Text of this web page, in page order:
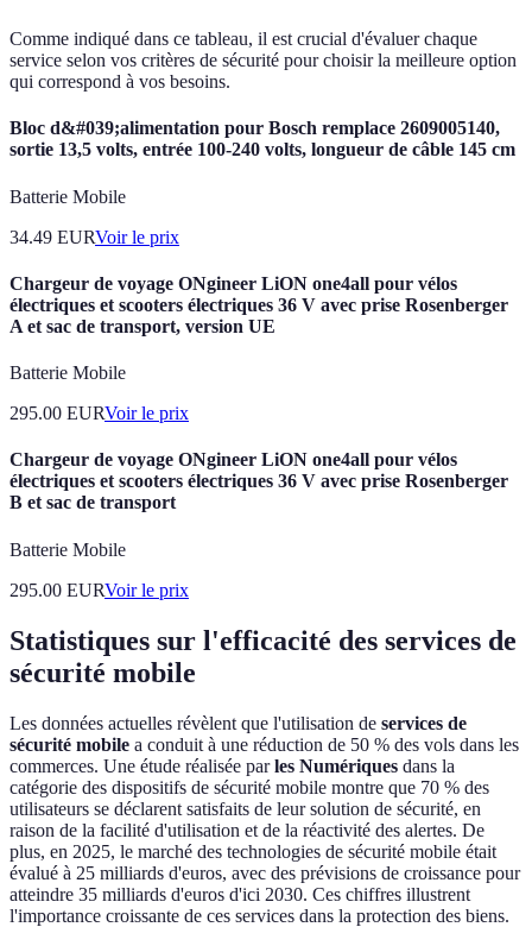
Comme indiqué dans ce tableau, il est crucial d'évaluer chaque
service selon vos critères de sécurité pour choisir la meilleure option
qui correspond à vos besoins.
Bloc d&#039;alimentation pour Bosch remplace 2609005140,
sortie 13,5 volts, entrée 100-240 volts, longueur de câble 145 cm
Batterie Mobile
34.49 EURVoir le prix
Chargeur de voyage ONgineer LiON one4all pour vélos
électriques et scooters électriques 36 V avec prise Rosenberger
A et sac de transport, version UE
Batterie Mobile
295.00 EURVoir le prix
Chargeur de voyage ONgineer LiON one4all pour vélos
électriques et scooters électriques 36 V avec prise Rosenberger
B et sac de transport
Batterie Mobile
295.00 EURVoir le prix
Statistiques sur l'efficacité des services de
sécurité mobile
Les données actuelles révèlent que l'utilisation de services de
sécurité mobile a conduit à une réduction de 50 % des vols dans les
commerces. Une étude réalisée parles Numériques dans la
catégorie des dispositifs de sécurité mobile montre que 70 % des
utilisateurs se déclarent satisfaits de leur solution de sécurité, en
raison de la facilité d'utilisation et de la réactivité des alertes. De
plus, en 2025, le marché des technologies de sécurité mobile était
évalué à 25 milliards d'euros, avec des prévisions de croissance pour
atteindre 35 milliards d'euros d'ici 2030. Ces chiffres illustrent
l'importance croissante de ces services dans la protection des biens.